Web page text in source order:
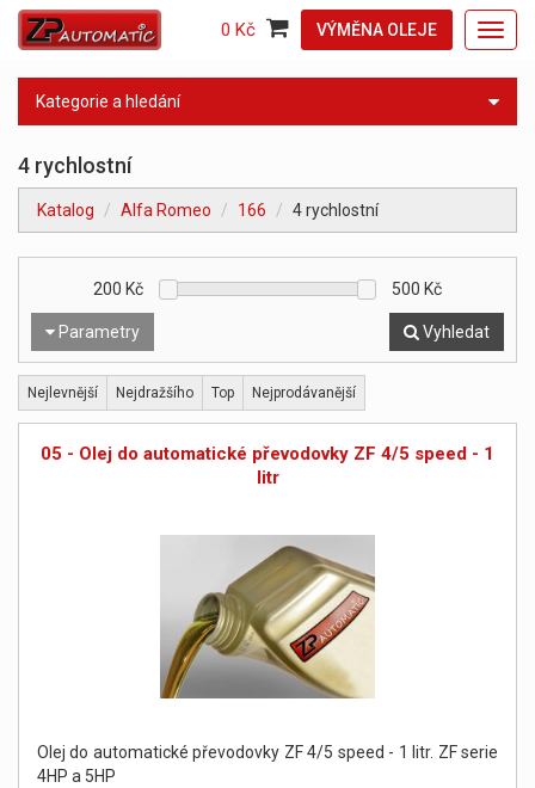
VÝMĚNA OLEJE
0 Kč
Kategorie a hledání
4 rychlostní
Katalog Alfa Romeo 166 4 rychlostní
Parametry
200 Kč 500 Kč
Vyhledat
Nejlevnější Nejdražšího Top Nejprodávanější
05 - Olej do automatické převodovky ZF 4/5 speed - 1
litr
Olej do automatické převodovky ZF 4/5 speed - 1 litr. ZF serie
4HP a 5HP